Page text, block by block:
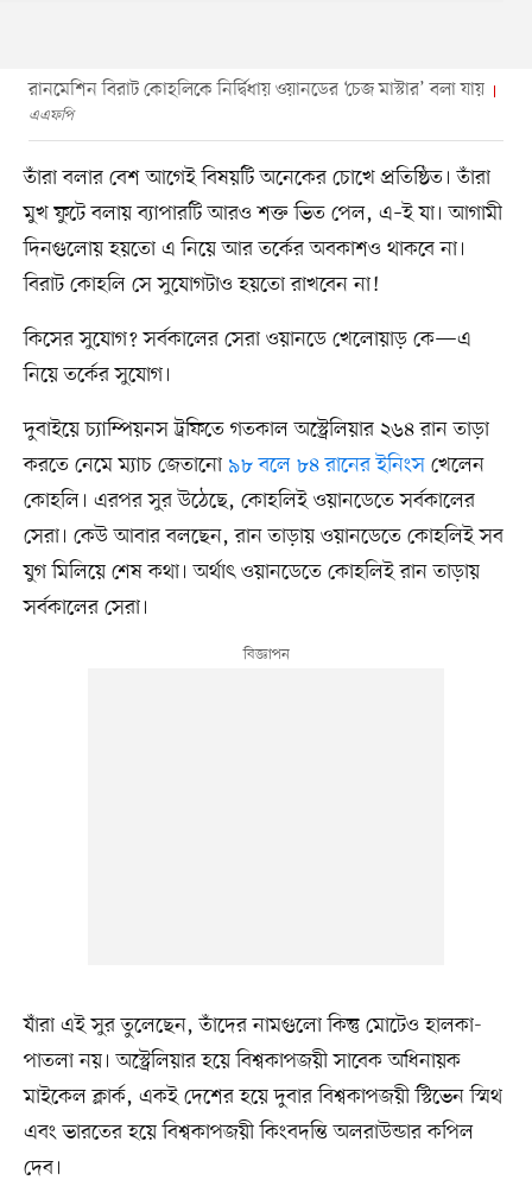
রানমেশিন বিরাট কোহলিকে নির্দ্বিধায় ওয়ানডের ‘চেজ মাস্টার’ বলা যায়
এএফপি
তাঁরা বলার বেশ আগেই বিষয়টি অনেকের চোখে প্রতিষ্ঠিত। তাঁরা
মুখ ফুটে বলায় ব্যাপারটি আরও শক্ত ভিত পেল, এ–ই যা। আগামী
দিনগুলোয় হয়তো এ নিয়ে আর তর্কের অবকাশও থাকবে না।
বিরাট কোহলি সে সুযোগটাও হয়তো রাখবেন না!
কিসের সুযোগ? সর্বকালের সেরা ওয়ানডে খেলোয়াড় কে—এ
নিয়ে তর্কের সুযোগ।
দুবাইয়ে চ্যাম্পিয়নস ট্রফিতে গতকাল অস্ট্রেলিয়ার ২৬৪ রান তাড়া
করতে নেমে ম্যাচ জেতানো ৯৮ বলে ৮৪ রানের ইনিংসখেলেন
কোহলি। এরপর সুর উঠেছে, কোহলিই ওয়ানডেতে সর্বকালের
সেরা। কেউ আবার বলছেন, রান তাড়ায় ওয়ানডেতে কোহলিই সব
যুগ মিলিয়ে শেষ কথা। অর্থাৎ ওয়ানডেতে কোহলিই রান তাড়ায়
সর্বকালের সেরা।
যাঁরা এই সুর তুলেছেন, তাঁদের নামগুলো কিন্তু মোটেও হালকা-
পাতলা নয়। অস্ট্রেলিয়ার হয়ে বিশ্বকাপজয়ী সাবেক অধিনায়ক
মাইকেল ক্লার্ক, একই দেশের হয়ে দুবার বিশ্বকাপজয়ী স্টিভেন স্মিথ
এবং ভারতের হয়ে বিশ্বকাপজয়ী কিংবদন্তি অলরাউন্ডার কপিল
দেব।